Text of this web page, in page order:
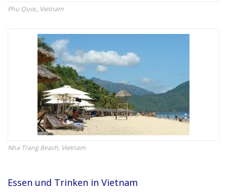
Phu Quoc, Vietnam
Nha Trang Beach, Vietnam
Essen und Trinken in Vietnam